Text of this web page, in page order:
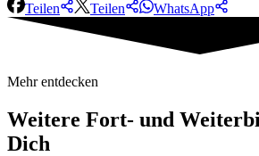
Teilen Teilen WhatsApp
Mehr entdecken
Weitere Fort- und
Dich